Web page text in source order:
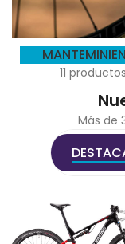
11 productos
Más de